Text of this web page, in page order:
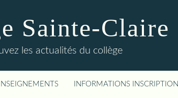
Sainte-Claire
les actualités du collège
INFORMATIONS INSCRIPTION